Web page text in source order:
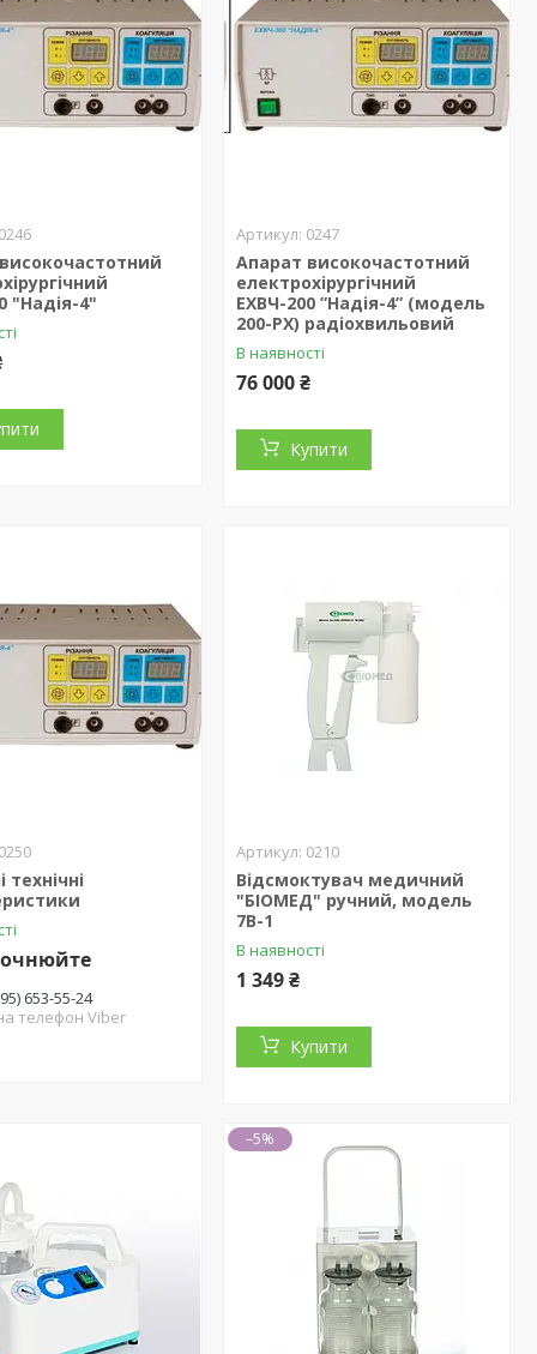
"Надія-4"
0247
Апарат високочастотний
електрохірургічний
ЕХВЧ-200 ”Надія-4” (модель
200-PX) радіохвильовий
В наявності
76 000 ₴
Купити
технічні
653-55-24
телефон Viber
0210
Відсмоктувач медичний
"БІОМЕД" ручний, модель
7В-1
В наявності
1 349 ₴
Купити
–5%